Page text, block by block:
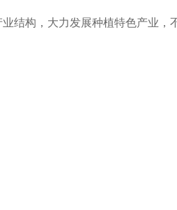
结构，大力发展种植特色产业，